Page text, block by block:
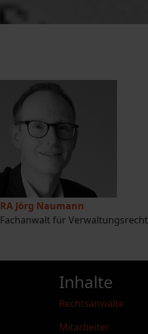
RA Jörg Naumann
Fachanwalt für Verwaltungsrecht
Inhalte
Rechtsanwälte
Mitarbeiter